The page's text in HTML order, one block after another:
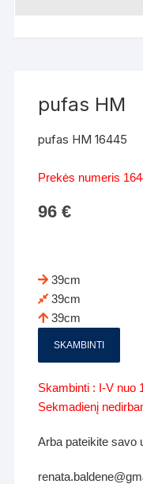
pufas HM
pufas HM 16445
Prekės numeris
96€
39cm
39cm
39cm
SKAMBINTI
Skambinti : I-V nuo
Sekmadienį
Arba pateikite savo